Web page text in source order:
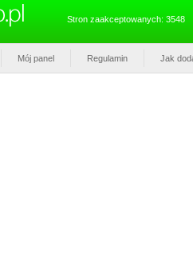
Stron zaakceptowanych: 3548
Mój panel Regulamin Jak